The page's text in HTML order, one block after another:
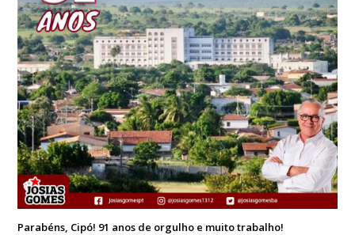
Parabéns, Cipó! 91 anos de orgulho e muito trabalho!